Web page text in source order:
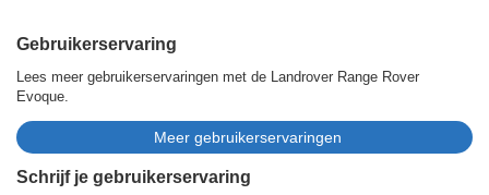
Gebruikerservaring
Lees meer gebruikerservaringen met de Landrover Range Rover
Evoque.
Schrijf je gebruikerservaring